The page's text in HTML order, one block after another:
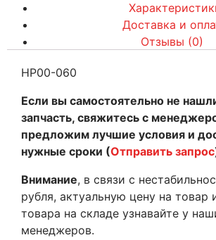
Доставка и
Отзывы (0)
HP00-060
Если вы самостоятельно не
запчасть, свяжитесь с
предложим лучшие условия и
нужные сроки (Отправить запрос
Внимание, в связи с
рубля, актуальную цену на товар
товара на складе узнавайте у
менеджеров.